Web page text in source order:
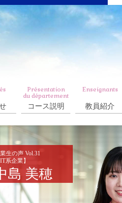
Présentation
du département
コース説明
Enseignants
教員紹介
生の声 Vol.31
IT系企業】
島 美穂